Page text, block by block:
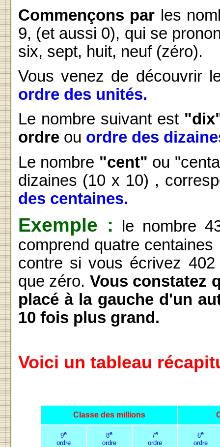
Commençons par les
9, (et aussi 0), qui se
six, sept, huit, neuf (zéro).
Vous venez de découvrir
ordre des unités.
Le nombre suivant est
ordreou ordre des
Le nombre "cent" ou
dizaines (10 x 10) ,
des centaines.
Exemple : le nombre
comprend quatre
contre si vous écrivez
que zéro. Vous constatez
placé à la gauche d'un
10 fois plus grand.
Voici un tableau
Classe des millions
9e
ordre
8e
ordre
7e
ordre
6e
ordre